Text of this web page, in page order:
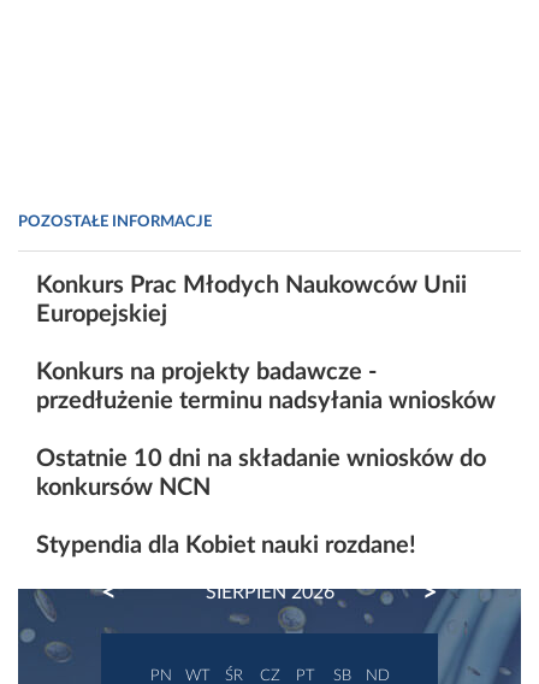
POZOSTAŁE INFORMACJE
Konkurs Prac Młodych Naukowców Unii
Europejskiej
Konkurs na projekty badawcze -
przedłużenie terminu nadsyłania wniosków
Ostatnie 10 dni na składanie wniosków do
konkursów NCN
Stypendia dla Kobiet nauki rozdane!
SIERPIEŃ 2026
PREVIOUS NEXT
PN WT ŚR CZ PT SB ND